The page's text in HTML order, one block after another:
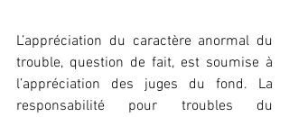
L’appréciation du caractère anormal du
trouble, question de fait, est soumise à
l’appréciation des juges du fond. La
responsabilité pour troubles du